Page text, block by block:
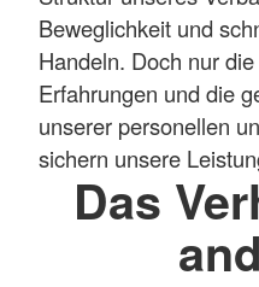
Beweglichkeit und
Handeln. Doch nur
Erfahrungen und die
unserer personellen
sichern unsere
Das